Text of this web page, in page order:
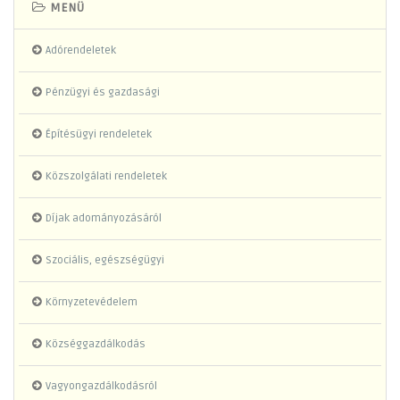
MENÜ
Adórendeletek
Pénzügyi és gazdasági
Építésügyi rendeletek
Közszolgálati rendeletek
Díjak adományozásáról
Szociális, egészségügyi
Környzetevédelem
Községgazdálkodás
Vagyongazdálkodásról